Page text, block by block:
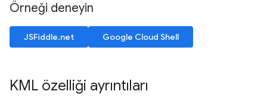
Örneği deneyin
JSFiddle.net Google Cloud Shell
KML özelliği ayrıntıları